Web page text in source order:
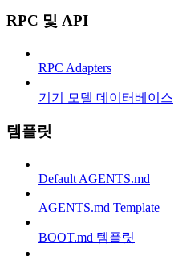
RPC 및 API
RPC Adapters
기기 모델 데이터베이스
템플릿
Default AGENTS.md
AGENTS.md Template
BOOT.md 템플릿